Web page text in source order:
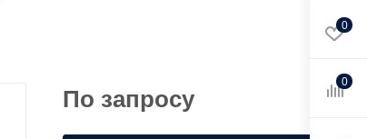
По запросу
0
0